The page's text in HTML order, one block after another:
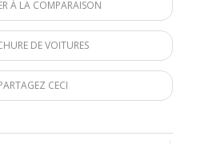
À LA COMPARAISON
DE VOITURES
CECI